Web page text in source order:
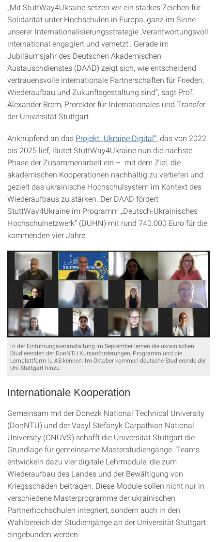
„Mit StuttWay4Ukraine setzen wir ein starkes Zeichen für
Solidarität unter Hochschulen in Europa, ganz im Sinne
unserer Internationalisierungsstrategie ‚Verantwortungsvoll
international engagiert und vernetzt‘. Gerade im
Jubiläumsjahr des Deutschen Akademischen
Austauschdienstes (DAAD) zeigt sich, wie entscheidend
vertrauensvolle internationale Partnerschaften für Frieden,
Wiederaufbau und Zukunftsgestaltung sind“, sagt Prof.
Alexander Brem, Prorektor für Internationales und Transfer
der Universität Stuttgart.
Anknüpfend an das Projekt „Ukraine Digital“, das von 2022
bis 2025 lief, läutet StuttWay4Ukraine nun die nächste
Phase der Zusammenarbeit ein – mit dem Ziel, die
akademischen Kooperationen nachhaltig zu vertiefen und
gezielt das ukrainische Hochschulsystem im Kontext des
Wiederaufbaus zu stärken. Der DAAD fördert
StuttWay4Ukraine im Programm „Deutsch-Ukrainisches
Hochschulnetzwerk“ (DUHN) mit rund 740.000 Euro für die
kommenden vier Jahre.
In der Einführungsveranstaltung im September lernen die ukrainischen
Studierenden der DonNTU Kursanforderungen, Programm und die
Lernplattform ILIAS kennen. Im Oktober kommen deutsche Studierende der
Uni Stuttgart hinzu.
Internationale Kooperation
Gemeinsam mit der Donezk National Technical University
(DonNTU) und der Vasyl Stefanyk Carpathian National
University (CNUVS) schafft die Universität Stuttgart die
Grundlage für gemeinsame Masterstudiengänge. Teams
entwickeln dazu vier digitale Lehrmodule, die zum
Wiederaufbau des Landes und der Bewältigung von
Kriegsschäden beitragen. Diese Module sollen nicht nur in
verschiedene Masterprogramme der ukrainischen
Partnerhochschulen integriert, sondern auch in den
Wahlbereich der Studiengänge an der Universität Stuttgart
eingebunden werden.